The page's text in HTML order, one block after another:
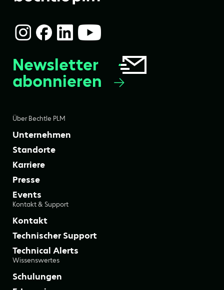
Über Bechtle PLM
Unternehmen
Standorte
Karriere
Presse
Events
Kontakt & Support
Kontakt
Technischer Support
Technical Alerts
Wissenswertes
Schulungen
Newsletter
abonnieren